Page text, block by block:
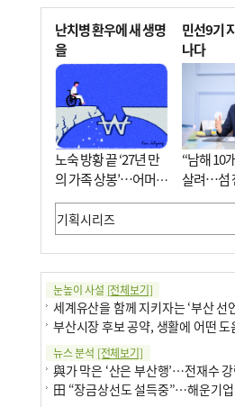
난치병 환우에 새 생명
을
노숙 방황 끝 ‘27년 만
의 가족 상봉’…어머니
와 행복 꿈꿔
민선9기
나다
“남해 10
살려…섬
원으로 조
눈높이 사설 [전체보기]
세계유산을 함께 지키자는 ‘부산 선
부산시장 후보 공약, 생활에 어떤 도
뉴스 분석 [전체보기]